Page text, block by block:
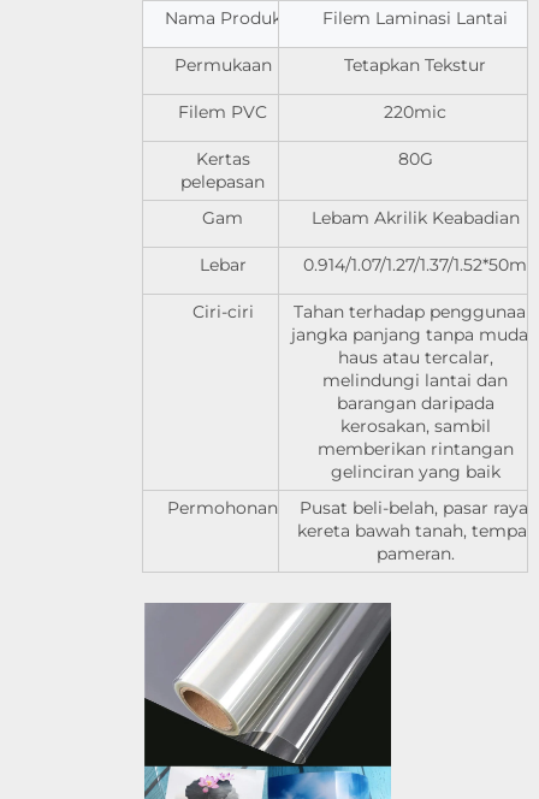
Nama Produk Filem Laminasi Lantai
Permukaan Tetapkan Tekstur
Filem PVC 220mic
Kertas
pelepasan
80G
Gam Lebam Akrilik Keabadian
Lebar 0.914/1.07/1.27/1.37/1.52*50m
Ciri-ciri
Tahan terhadap penggunaan
jangka panjang tanpa mudah
haus atau tercalar,
melindungi lantai dan
barangan daripada
kerosakan, sambil
memberikan rintangan
gelinciran yang baik
Permohonan
Pusat beli-belah, pasar raya,
kereta bawah tanah, tempat
pameran.